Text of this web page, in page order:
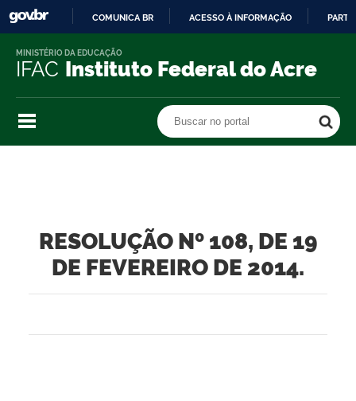
O
COMUNICA BR ACESSO À INFORMAÇÃO
IFAC Instituto Federal do Acre
MINISTÉRIO DA EDUCAÇÃO
Buscar no portal
RESOLUÇÃO Nº 108, DE 19
DE FEVEREIRO DE 2014.